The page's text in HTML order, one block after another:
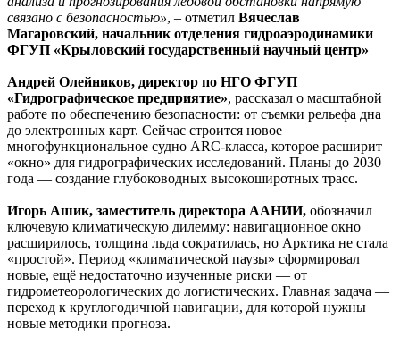
связано с безопасностью», – отметил Вячеслав
Магаровский, начальник отделения гидроаэродинамики
ФГУП «Крыловский государственный научный центр»
Андрей Олейников, директор по НГО ФГУП
«Гидрографическое предприятие», рассказал о масштабной
работе по обеспечению безопасности: от съемки рельефа дна
до электронных карт. Сейчас строится новое
многофункциональное судно ARC-класса, которое расширит
«окно» для гидрографических исследований. Планы до 2030
года — создание глубоководных высокоширотных трасс.
Игорь Ашик, заместитель директора ААНИИ, обозначил
ключевую климатическую дилемму: навигационное окно
расширилось, толщина льда сократилась, но Арктика не стала
«простой». Период «климатической паузы» сформировал
новые, ещё недостаточно изученные риски — от
гидрометеорологических до логистических. Главная задача —
переход к круглогодичной навигации, для которой нужны
новые методики прогноза.